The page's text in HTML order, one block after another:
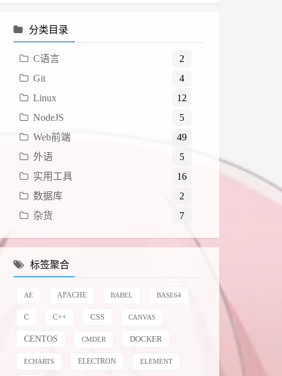
分类目录
C语言
2
Git
4
Linux
12
NodeJS
5
Web前端
49
外语
5
实用工具
16
数据库
2
杂货
7
标签聚合
AE APACHE BABEL BASE64
C C++ CSS CANVAS
CENTOS CMDER DOCKER
ECHARTS ELECTRON ELEMENT